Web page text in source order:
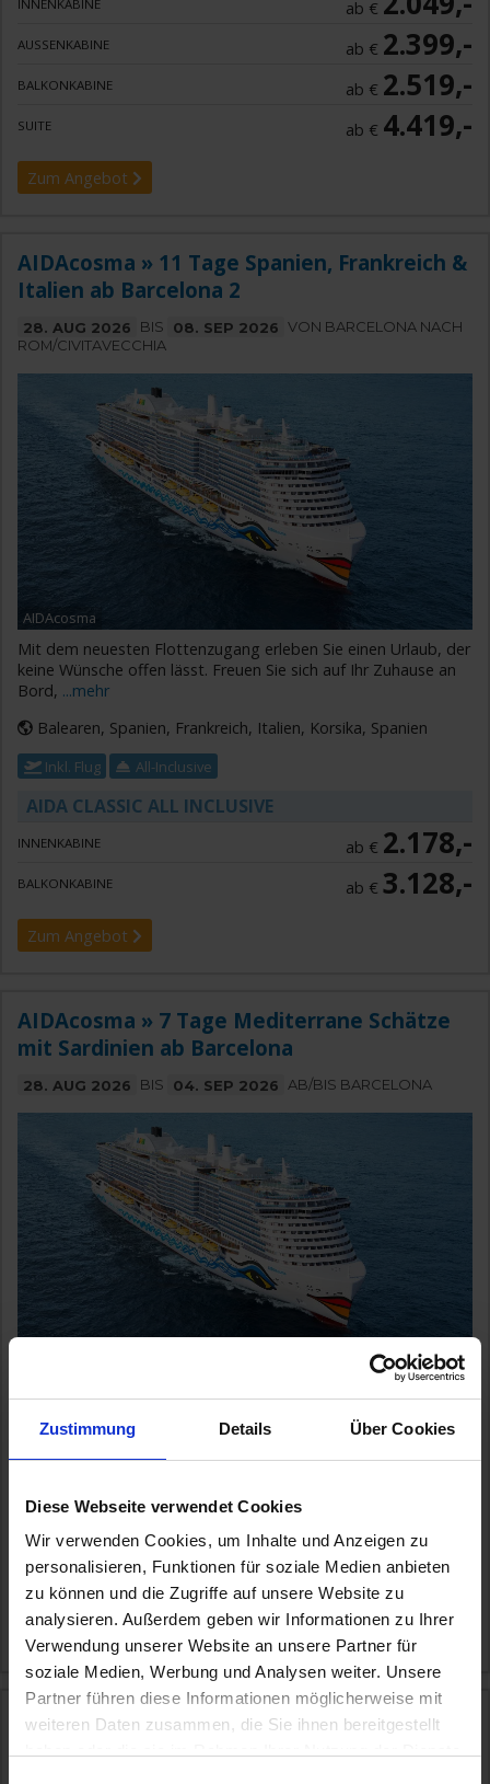
Zustimmung Details Über Cookies
Diese Webseite verwendet Cookies
Wir verwenden Cookies, um Inhalte und Anzeigen zu
personalisieren, Funktionen für soziale Medien anbieten
zu können und die Zugriffe auf unsere Website zu
analysieren. Außerdem geben wir Informationen zu Ihrer
Verwendung unserer Website an unsere Partner für
soziale Medien, Werbung und Analysen weiter. Unsere
Partner führen diese Informationen möglicherweise mit
weiteren Daten zusammen, die Sie ihnen bereitgestellt
INNENKABINE ab €
AUSSENKABINE ab € 2.399,-
BALKONKABINE ab € 2.519,-
SUITE ab € 4.419,-
Zum Angebot
AIDAcosma » 11 Tage Spanien, Frankreich &
Italien ab Barcelona 2
28. AUG 2026 BIS 08. SEP 2026 VON BARCELONA NACH
ROM/CIVITAVECCHIA
AIDAcosma
Mit dem neuesten Flottenzugang erleben Sie einen Urlaub, der
keine Wünsche offen lässt. Freuen Sie sich auf Ihr Zuhause an
Bord, ...mehr
Balearen, Spanien, Frankreich, Italien, Korsika, Spanien
Inkl. Flug All-Inclusive
AIDA CLASSIC ALL INCLUSIVE
INNENKABINE ab € 2.178,-
BALKONKABINE ab € 3.128,-
Zum Angebot
AIDAcosma » 7 Tage Mediterrane Schätze
mit Sardinien ab Barcelona
28. AUG 2026 BIS 04. SEP 2026 AB/BIS BARCELONA
Mit dem neuesten Flottenzugang erleben Sie einen Urlaub, der
Bord,...mehr
Balearen, Spanien, Frankreich, Italien, Korsika, Spanien
Inkl. Flug All-Inclusive
AIDA CLASSIC ALL INCLUSIVE
BALKONKABINE ab € 1.899,-
Zum Angebot
AIDAperla » 7 Tage Norwegen ab Hamburg
29. AUG 2026 BIS 05. SEP 2026 AB/BIS HAMBURG